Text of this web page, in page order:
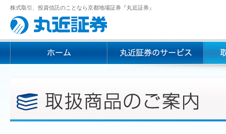
株式取引、投資信託のことなら京都地場証券『丸近証券』